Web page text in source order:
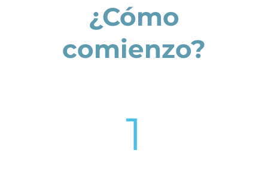
¿Cómo
comienzo?